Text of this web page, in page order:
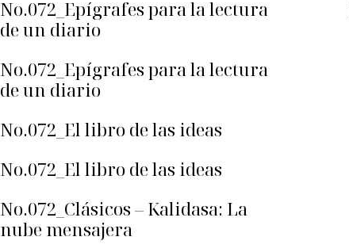
No.072_Epígrafes para la lectura
de un diario
No.072_Epígrafes para la lectura
de un diario
No.072_El libro de las ideas
No.072_El libro de las ideas
No.072_Clásicos – Kalidasa: La
nube mensajera